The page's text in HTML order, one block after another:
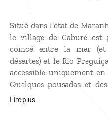
Situé dans l'état de
le village de Caburé est
coincé entre la mer (et
désertes) et le Rio
accessible uniquement
Quelques pousadas et
accueilleront dans ce
Lire plus